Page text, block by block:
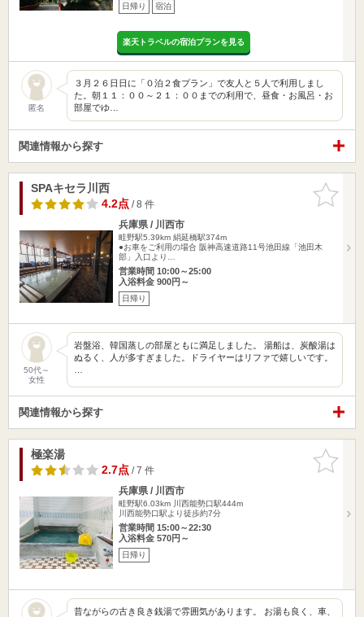
日帰り 宿泊
楽天トラベルの宿泊プランを見る
匿名
３月２６日日に「０泊２食プラン」で友人と５人で利用しまし
た。朝１１：００～２１：００までの利用で、昼食・お風呂・お
部屋でゆ…
関連情報から探す
お気に入
りに追加
SPAキセラ川西
4.2点/ 8 件
兵庫県 / 川西市
畦野駅5.39km 絹延橋駅374m
●お車をご利用の場合 阪神高速道路11号池田線「池田木
部」入口より…
営業時間 10:00～25:00
入浴料金 900円～
日帰り
50代～
女性
岩盤浴、韓国蒸しの部屋ともに満足しました。 湯船は、炭酸湯は
ぬるく、人が多すぎました。ドライヤーはリファで嬉しいです。
関連情報から探す
お気に入
りに追加
極楽湯
2.7点/ 7 件
兵庫県 / 川西市
畦野駅6.03km
川西能勢口駅444m
川西能勢口駅より徒歩約7分
営業時間 15:00～22:30
入浴料金 570円～
日帰り
昔ながらの古き良き銭湯で雰囲気があります。 お湯も良く、車、